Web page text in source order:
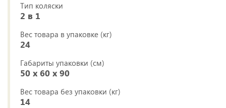
Тип коляски
2 в 1
Вес товара в упаковке (кг)
24
Габариты упаковки (см)
50 x 60 x 90
Вес товара без упаковки (кг)
14